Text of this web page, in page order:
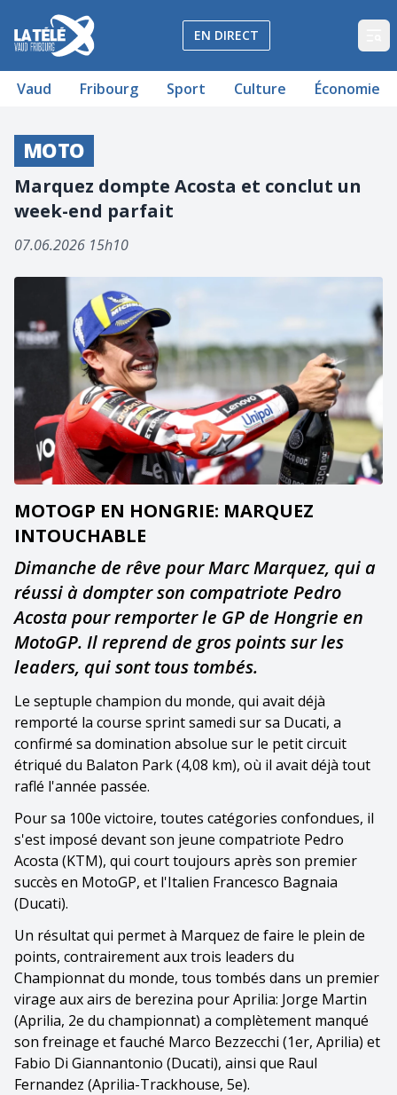
La Télé - Télévision régionale Vaud et Fribourg
EN DIRECT
Vaud Fribourg Sport Culture Économie
MOTO
Marquez dompte Acosta et conclut un
week-end parfait
07.06.2026 15h10
MOTOGP EN HONGRIE: MARQUEZ
INTOUCHABLE
Dimanche de rêve pour Marc Marquez, qui a
réussi à dompter son compatriote Pedro
Acosta pour remporter le GP de Hongrie en
MotoGP. Il reprend de gros points sur les
leaders, qui sont tous tombés.
Le septuple champion du monde, qui avait déjà
remporté la course sprint samedi sur sa Ducati, a
confirmé sa domination absolue sur le petit circuit
étriqué du Balaton Park (4,08 km), où il avait déjà tout
raflé l'année passée.
Pour sa 100e victoire, toutes catégories confondues, il
s'est imposé devant son jeune compatriote Pedro
Acosta (KTM), qui court toujours après son premier
succès en MotoGP, et l'Italien Francesco Bagnaia
(Ducati).
Un résultat qui permet à Marquez de faire le plein de
points, contrairement aux trois leaders du
Championnat du monde, tous tombés dans un premier
virage aux airs de berezina pour Aprilia: Jorge Martin
(Aprilia, 2e du championnat) a complètement manqué
son freinage et fauché Marco Bezzecchi (1er, Aprilia) et
Fabio Di Giannantonio (Ducati), ainsi que Raul
Fernandez (Aprilia-Trackhouse, 5e).